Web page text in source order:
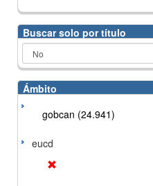
Buscar solo por título
Ámbito
gobcan (24.941)
eucd